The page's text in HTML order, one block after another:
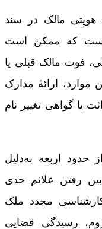
مالک در سند
است که ممکن است
فوت مالک قبلی یا
موارد، ارائۀ مدارک
یا گواهی تغییر نام
حدود اربعه به‌دلیل
رفتن علائم حدی
مجدد ملک
رسیدگی قضایی